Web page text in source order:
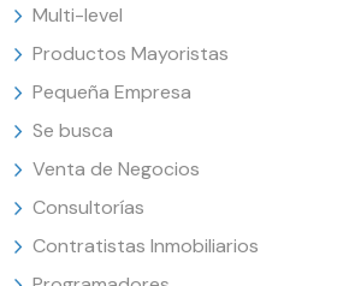
Multi-level
Productos Mayoristas
Pequeña Empresa
Se busca
Venta de Negocios
Consultorías
Contratistas Inmobiliarios